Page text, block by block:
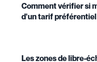
Comment vérifier si
d'un tarif
Les zones de libre-